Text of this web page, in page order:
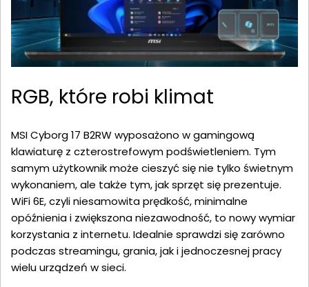
RGB, które robi klimat
MSI Cyborg 17 B2RW wyposażono w gamingową
klawiaturę z czterostrefowym podświetleniem. Tym
samym użytkownik może cieszyć się nie tylko świetnym
wykonaniem, ale także tym, jak sprzęt się prezentuje.
WiFi 6E, czyli niesamowita prędkość, minimalne
opóźnienia i zwiększona niezawodność, to nowy wymiar
korzystania z internetu. Idealnie sprawdzi się zarówno
podczas streamingu, grania, jak i jednoczesnej pracy
wielu urządzeń w sieci.